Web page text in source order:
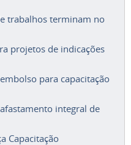
trabalhos terminam no
projetos de indicações
para capacitação
integral de
Capacitação